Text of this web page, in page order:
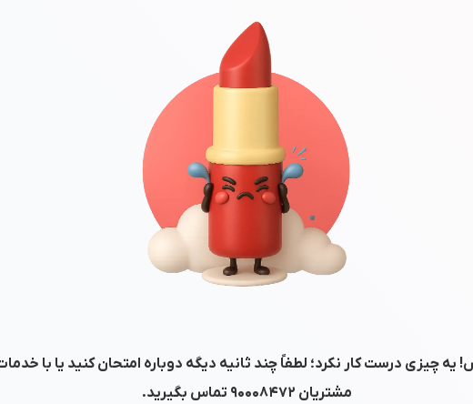
یه چیزی درست کار نکرد؛ لطفاً چند ثانیه دیگه دوباره امتحان کنید یا با
مشتریان ۹۰۰۰۸۴۷۲ تماس بگیرید.